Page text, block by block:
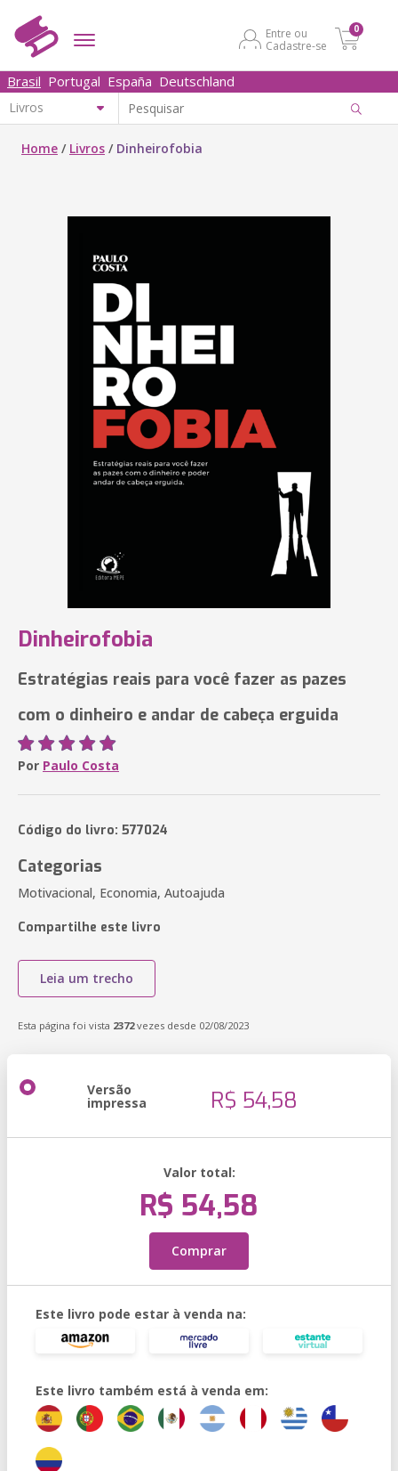
Entre ou
Cadastre-se
0
Brasil Portugal España Deutschland
Home / Livros / Dinheirofobia
Dinheirofobia
Estratégias reais para você fazer as pazes
com o dinheiro e andar de cabeça erguida
Por Paulo Costa
Código do livro: 577024
Categorias
Motivacional, Economia, Autoajuda
Compartilhe este livro
Leia um trecho
Esta página foi vista 2372vezes desde 02/08/2023
Versão
impressa R$ 54,58
Valor total:
R$ 54,58
Comprar
Este livro pode estar à venda na:
Este livro também está à venda em: